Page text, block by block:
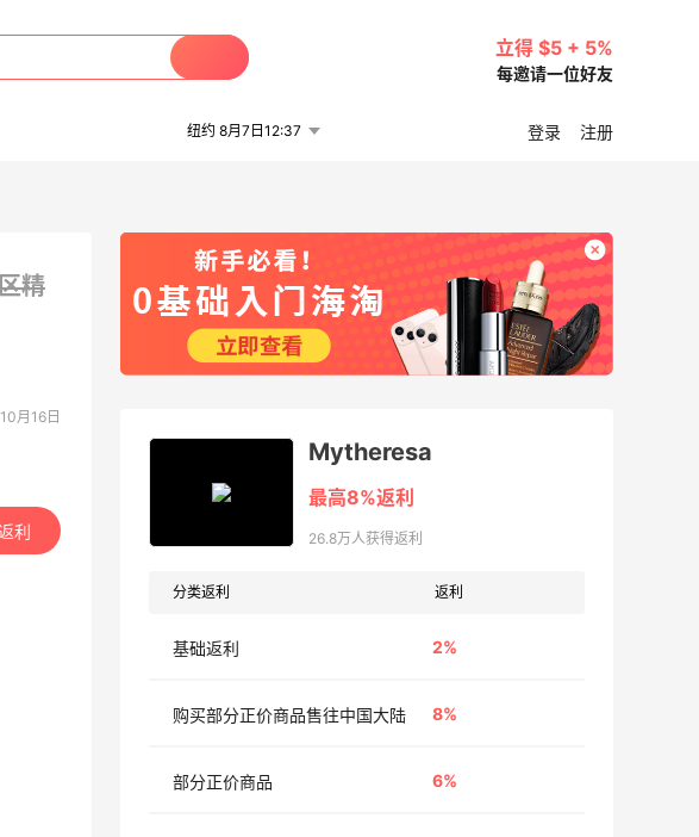
立得 $5 + 5%
每邀请一位好友
纽约 8月7日12:37 登录 注册
精
月16日
利
Mytheresa
最高8%返利
26.8万人获得返利
分类返利 返利
基础返利 2%
购买部分正价商品售往中国大陆 8%
部分正价商品 6%